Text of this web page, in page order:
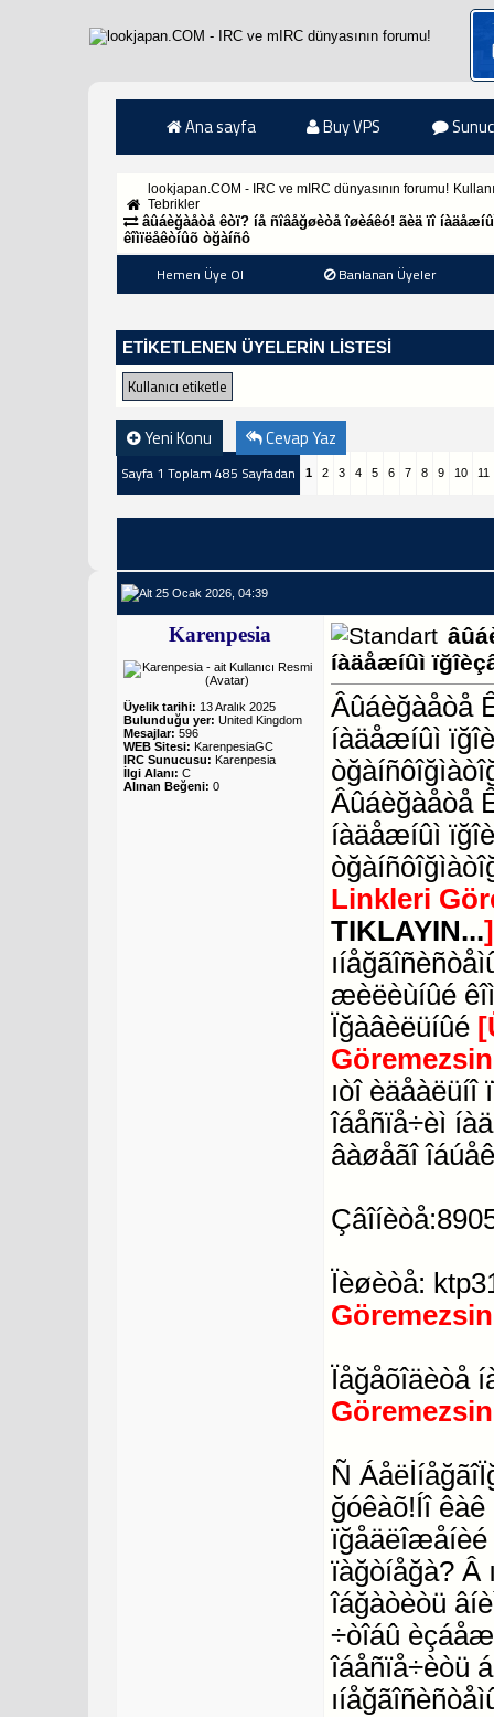
Ana sayfa Buy VPS
lookjapan.COM - IRC ve mIRC dünyasının forumu!
Tebrikler
âûáèğàåòå êòï? íå ñîâåğøèòå îøèáêó! ãèä ïî
êîìïëåêòíûõ òğàíñô
Hemen Üye Ol Banlanan Üyeler
ETIKETLENEN ÜYELERIN LISTESI
Yeni Konu Cevap Yaz
Sayfa 1 Toplam 485 Sayfadan 1 2 3 4 5 6 7 8 9 10 11
25 Ocak 2026, 04:39
Karenpesia
Üyelik tarihi: 13 Aralık 2025
Bulunduğu yer: United Kingdom
Mesajlar: 596
WEB Sitesi: KarenpesiaGC
IRC Sunucusu: Karenpesia
İlgi Alanı: C
Alınan Beğeni: 0
íàäåæíûì
Âûáèğàåòå
íàäåæíûì
Âûáèğàåòå
íàäåæíûì
Linkleri
TIKLAYIN...]
æèëèùíûé
Ïğàâèëüíûé
ıòî
îáåñïå÷èì
âàøåãî
Ïèøèòå:
Ïåğåõîäèòå
Ñ
ğóêàõ!Íî
ïğåäëîæåíèé
ïàğòíåğà? Â
îáğàòèòü
÷òîáû
îáåñïå÷èòü